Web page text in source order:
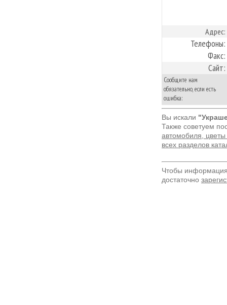
Адрес:
Телефоны:
Факс:
Сайт:
Сообщите нам
обязательно, если есть
ошибка:
Вы искали
Также советуем
автомобиля,
всех разделов
Чтобы
достаточно